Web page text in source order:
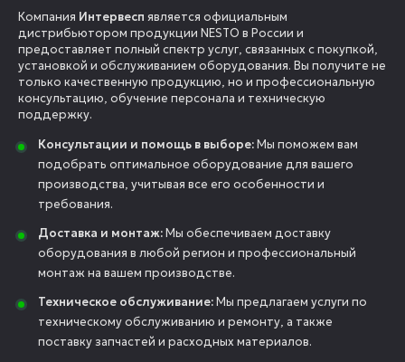
Компания Интервесп является официальным
дистрибьютором продукции NESTO в России и
предоставляет полный спектр услуг, связанных с покупкой,
установкой и обслуживанием оборудования. Вы получите не
только качественную продукцию, но и профессиональную
консультацию, обучение персонала и техническую
поддержку.
Консультации и помощь в выборе:Мы поможем вам
подобрать оптимальное оборудование для вашего
производства, учитывая все его особенности и
требования.
Доставка и монтаж:Мы обеспечиваем доставку
оборудования в любой регион и профессиональный
монтаж на вашем производстве.
Техническое обслуживание:Мы предлагаем услуги по
техническому обслуживанию и ремонту, а также
поставку запчастей и расходных материалов.